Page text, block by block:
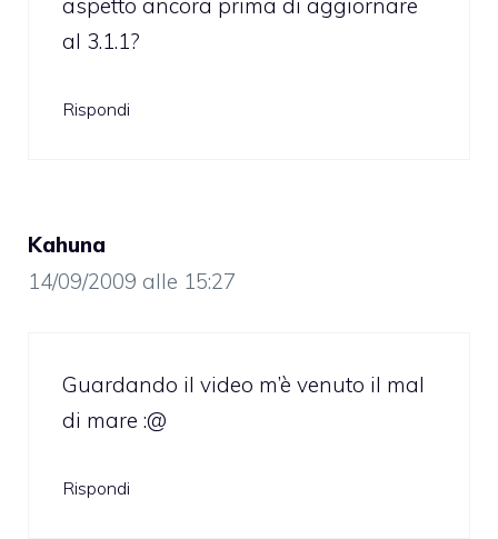
aspetto ancora prima di aggiornare
al 3.1.1?
Rispondi
Kahuna
14/09/2009 alle 15:27
Guardando il video m’è venuto il mal
di mare :@
Rispondi